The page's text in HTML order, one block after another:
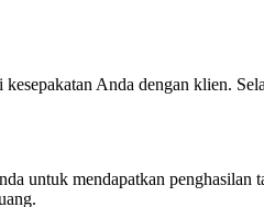
Anda dengan klien.
untuk mendapatkan